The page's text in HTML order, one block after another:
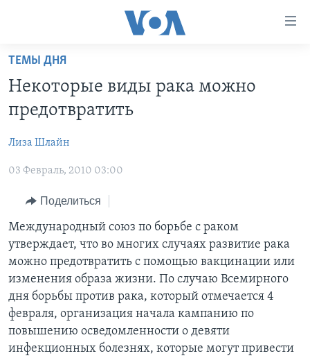
Перейти
основной
контент
Перейти
навигации
Перейти
поиск
ПРОГРАММЫ
НОВОСТИ ЗА МИНУТУ
ИТОГИ
ПОЧЕМУ ЭТО ВАЖНО?
ДИСКУССИЯ VOA
ДЕТАЛИ
НЬЮ-ЙОРК NEW YORK
АМЕРИКА. БОЛЬШОЕ ПУТЕШЕСТВИЕ
ПРОЕКТЫ
УЧИМ АНГЛИЙСКИЙ
НАША АМЕРИКАНСКАЯ ИСТОРИЯ
А КАК В АМЕРИКЕ?
АРТЕФАКТЫ
АМЕРИКАНСКИЕ ГОРОДКИ
ТЕСТЫ
ЭКСПЕРТИЗА
ИНТЕРВЬЮ
ФАКТЫ ПРОТИВ ФЕЙКОВ
ЗА СВОБОДУ ПРЕССЫ
УЧИМ АНГЛИЙСКИЙ
ВИДЕО
ПОДПИСКА НА НОВОСТИ
Learning English
ТЕМЫ ДНЯ
Некоторые виды рака можно
предотвратить
Лиза Шлайн
03 Февраль, 2010 03:00
Поделиться
Международный союз по борьбе с раком
утверждает, что во многих случаях развитие рака
можно предотвратить с помощью вакцинации или
изменения образа жизни. По случаю Всемирного
дня борьбы против рака, который отмечается 4
февраля, организация начала кампанию по
повышению осведомленности о девяти
инфекционных болезнях, которые могут привести